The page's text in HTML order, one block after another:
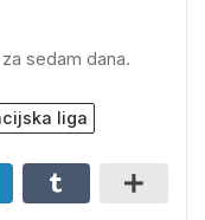
sedam dana.
liga